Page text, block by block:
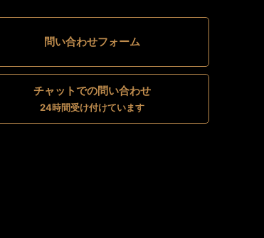
問い合わせフォーム
チャットでの問い合わせ
24時間受け付けています